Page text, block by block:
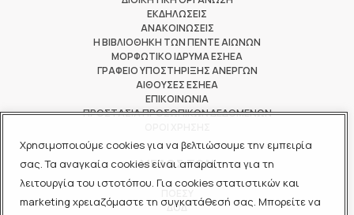
Χρησιμοποιούμε cookies για να βελτιώσουμε την εμπειρία
σας. Τα αναγκαία cookies είναι απαραίτητα για τη
λειτουργία του ιστοτόπου. Για cookies στατιστικών και
marketing χρειαζόμαστε τη συγκατάθεσή σας. Μπορείτε να
ΕΚΔΗΛΩΣΕΙΣ
ΑΝΑΚΟΙΝΩΣΕΙΣ
Η ΒΙΒΛΙΟΘΗΚΗ ΤΩΝ ΠΕΝΤΕ ΑΙΩΝΩΝ
ΜΟΡΦΩΤΙΚΟ ΙΔΡΥΜΑ ΕΣΗΕΑ
ΓΡΑΦΕΙΟ ΥΠΟΣΤΗΡΙΞΗΣ ΑΝΕΡΓΩΝ
ΑΙΘΟΥΣΕΣ ΕΣΗΕΑ
ΕΠΙΚΟΙΝΩΝΙΑ
ΠΡΟΣΤΑΣΙΑ ΠΡΟΣΩΠΙΚΩΝ ΔΕΔΟΜΕΝΩΝ
ΜΕΛΟΣ ΤΩΝ
ΔΟΔ